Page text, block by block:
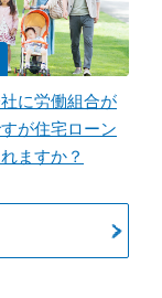
に労働組合が
が住宅ローン
ますか？